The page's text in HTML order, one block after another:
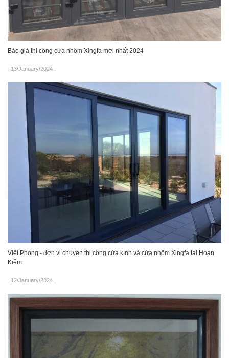
Báo giá thi công cửa nhôm Xingfa mới nhất 2024
13/January/2024
Việt Phong - đơn vị chuyên thi công cửa kính và cửa nhôm Xingfa tại Hoàn
Kiếm
12/January/2024